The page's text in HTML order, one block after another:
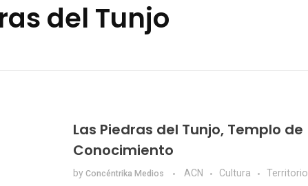
del Tunjo
Las Piedras del Tunjo, Templo de
Conocimiento
by Concéntrika Medios ACN Cultura Territorio